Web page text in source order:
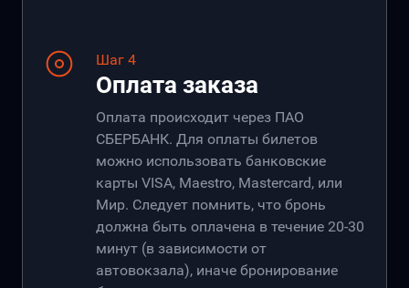
Шаг 4
Оплата заказа
Оплата происходит через ПАО
СБЕРБАНК. Для оплаты билетов
можно использовать банковские
карты VISA, Maestro, Mastercard, или
Мир. Следует помнить, что бронь
должна быть оплачена в течение 20-30
минут (в зависимости от
автовокзала), иначе бронирование